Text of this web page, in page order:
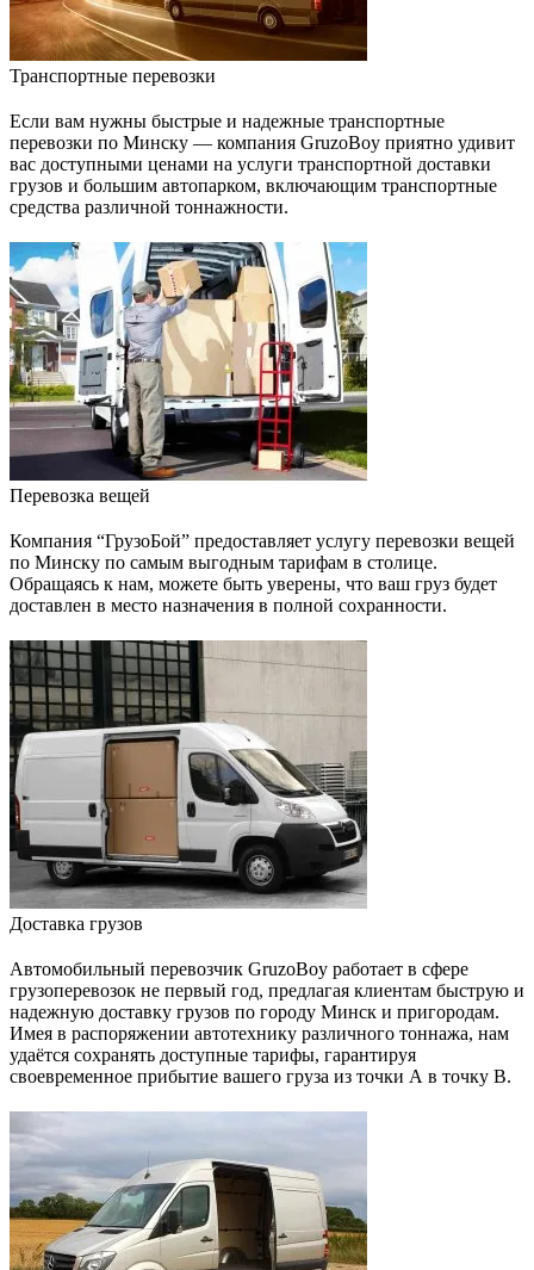
Транспортные перевозки
Если вам нужны быстрые и надежные транспортные
перевозки по Минску — компания GruzoBoy приятно удивит
вас доступными ценами на услуги транспортной доставки
грузов и большим автопарком, включающим транспортные
средства различной тоннажности.
Перевозка вещей
Компания “ГрузоБой” предоставляет услугу перевозки вещей
по Минску по самым выгодным тарифам в столице.
Обращаясь к нам, можете быть уверены, что ваш груз будет
доставлен в место назначения в полной сохранности.
Доставка грузов
Автомобильный перевозчик GruzoBoy работает в сфере
грузоперевозок не первый год, предлагая клиентам быструю и
надежную доставку грузов по городу Минск и пригородам.
Имея в распоряжении автотехнику различного тоннажа, нам
удаётся сохранять доступные тарифы, гарантируя
своевременное прибытие вашего груза из точки А в точку В.